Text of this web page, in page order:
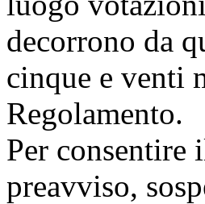
decorrono da
cinque e venti
Regolamento.
Per consentire
preavviso,